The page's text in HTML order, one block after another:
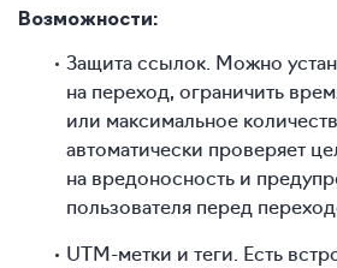
Возможности:
Защита ссылок. Можно
на переход, ограничить
или максимальное
автоматически проверяет
на вредоносность и
пользователя перед
UTM-метки и теги. Есть